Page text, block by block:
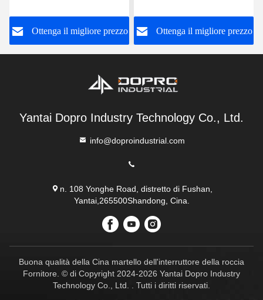
ZX450 EX400
Ottenga il migliore prezzo
PC50 PC60
Ottenga il migliore prezzo
Yantai Dopro Industry Technology Co., Ltd.
info@doproindustrial.com
n. 108 Yonghe Road, distretto di Fushan,
Yantai,265500Shandong, Cina.
Buona qualità della Cina martello dell'interruttore della roccia
Fornitore. © di Copyright 2024-2026 Yantai Dopro Industry
Technology Co., Ltd. . Tutti i diritti riservati.